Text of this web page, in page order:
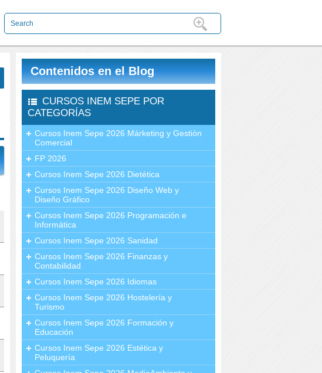
Contenidos en el Blog
CURSOS INEM SEPE POR
CATEGORÍAS
Cursos Inem Sepe 2026 Márketing y Gestión
Comercial
FP 2026
Cursos Inem Sepe 2026 Dietética
Cursos Inem Sepe 2026 Diseño Web y
Diseño Gráfico
Cursos Inem Sepe 2026 Programación e
Informática
Cursos Inem Sepe 2026 Sanidad
Cursos Inem Sepe 2026 Finanzas y
Contabilidad
Cursos Inem Sepe 2026 Idiomas
Cursos Inem Sepe 2026 Hostelería y
Turismo
Cursos Inem Sepe 2026 Formación y
Educación
Cursos Inem Sepe 2026 Estética y
Peluquería